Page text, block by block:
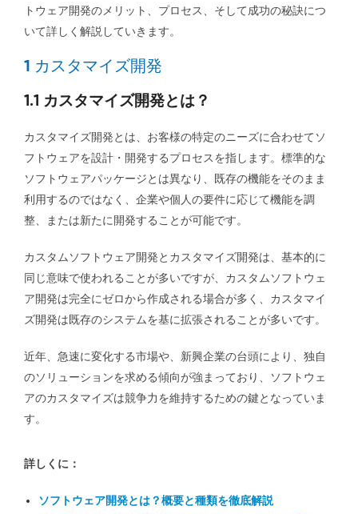
トウェア開発のメリット、プロセス、そして成功の秘訣につ
いて詳しく解説していきます。
1 カスタマイズ開発
1.1 カスタマイズ開発とは？
カスタマイズ開発とは、お客様の特定のニーズに合わせてソ
フトウェアを設計・開発するプロセスを指します。標準的な
ソフトウェアパッケージとは異なり、既存の機能をそのまま
利用するのではなく、企業や個人の要件に応じて機能を調
整、または新たに開発することが可能です。
カスタムソフトウェア開発とカスタマイズ開発は、基本的に
同じ意味で使われることが多いですが、カスタムソフトウェ
ア開発は完全にゼロから作成される場合が多く、カスタマイ
ズ開発は既存のシステムを基に拡張されることが多いです。
近年、急速に変化する市場や、新興企業の台頭により、独自
のソリューションを求める傾向が強まっており、ソフトウェ
アのカスタマイズは競争力を維持するための鍵となっていま
す。
詳しくに：
ソフトウェア開発とは？概要と種類を徹底解説